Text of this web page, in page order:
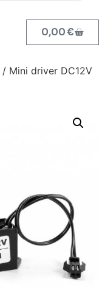
0,00€
/ Mini driver DC12V